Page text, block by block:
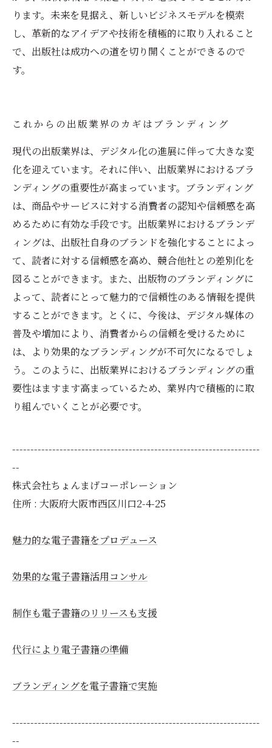
ります。未来を見据え、新しいビジネスモデルを模索
し、革新的なアイデアや技術を積極的に取り入れること
で、出版社は成功への道を切り開くことができるので
す。
これからの出版業界のカギはブランディング
現代の出版業界は、デジタル化の進展に伴って大きな変
化を迎えています。それに伴い、出版業界におけるブラ
ンディングの重要性が高まっています。ブランディング
は、商品やサービスに対する消費者の認知や信頼感を高
めるために有効な手段です。出版業界におけるブランデ
ィングは、出版社自身のブランドを強化することによっ
て、読者に対する信頼感を高め、競合他社との差別化を
図ることができます。また、出版物のブランディングに
よって、読者にとって魅力的で信頼性のある情報を提供
することができます。とくに、今後は、デジタル媒体の
普及や増加により、消費者からの信頼を受けるために
は、より効果的なブランディングが不可欠になるでしょ
う。このように、出版業界におけるブランディングの重
要性はますます高まっているため、業界内で積極的に取
り組んでいくことが必要です。
--------------------------------------------------------------------
--
株式会社ちょんまげコーポレーション
住所 : 大阪府大阪市西区川口2-4-25
魅力的な電子書籍をプロデュース
効果的な電子書籍活用コンサル
制作も電子書籍のリリースも支援
代行により電子書籍の準備
ブランディングを電子書籍で実施
--------------------------------------------------------------------
--